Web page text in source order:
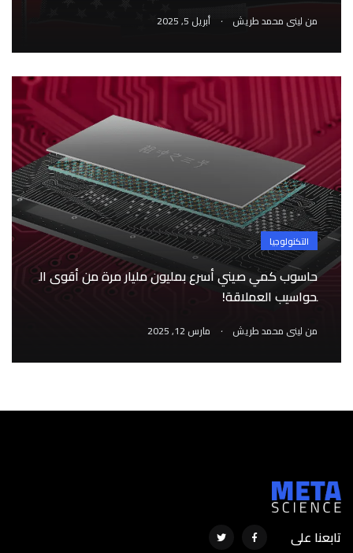
من لينى محمد طريش . أبريل 5, 2025
التكنولوجيا
حاسوب كمي صيني أسرع بمليون مليار مرة من أقوى ال
حواسيب العملاقة!
من لينى محمد طريش . مارس 12, 2025
تابعنا على